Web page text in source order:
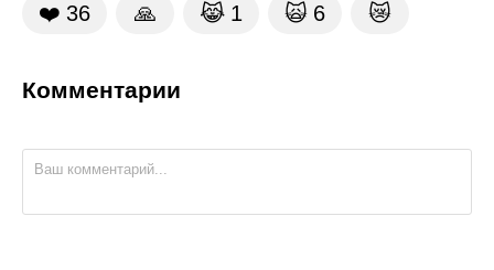
❤️ 36 🙏 😹 1 🙀 6 😿
Комментарии